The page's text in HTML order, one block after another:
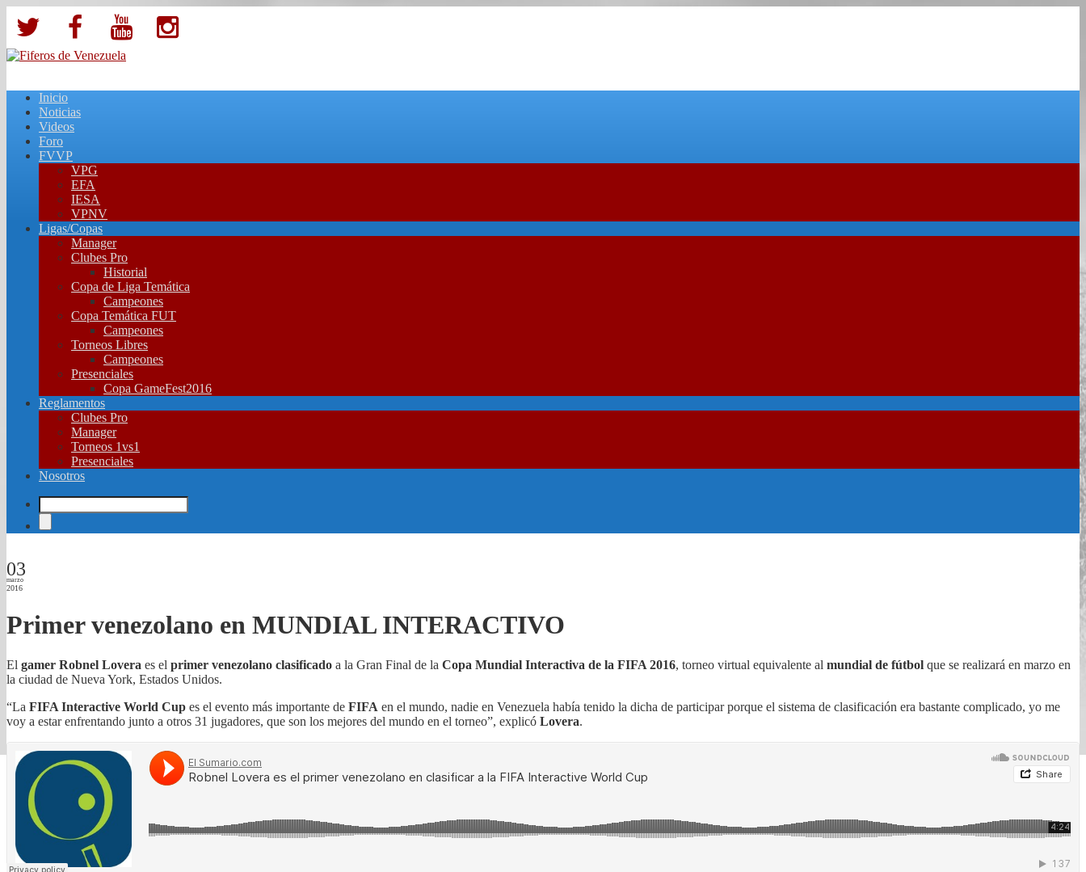
Inicio
Noticias
Videos
Foro
FVVP
VPG
EFA
IESA
VPNV
Ligas/Copas
Manager
Clubes Pro
Historial
Copa de Liga Temática
Campeones
Copa Temática FUT
Campeones
Torneos Libres
Campeones
Presenciales
Copa GameFest2016
Reglamentos
Clubes Pro
Manager
Torneos 1vs1
Presenciales
Nosotros
03
marzo
2016
Primer venezolano en MUNDIAL INTERACTIVO
El gamer Robnel Lovera es el primer venezolano clasificado a la Gran Final de la Copa Mundial Interactiva de la FIFA 2016, torneo virtual equivalente al mundial de fútbol que se realizará en marzo en
la ciudad de Nueva York, Estados Unidos.
“La FIFA Interactive World Cup es el evento más importante de FIFA en el mundo, nadie en Venezuela había tenido la dicha de participar porque el sistema de clasificación era bastante complicado, yo me
voy a estar enfrentando junto a otros 31 jugadores, que son los mejores del mundo en el torneo”, explicó Lovera.